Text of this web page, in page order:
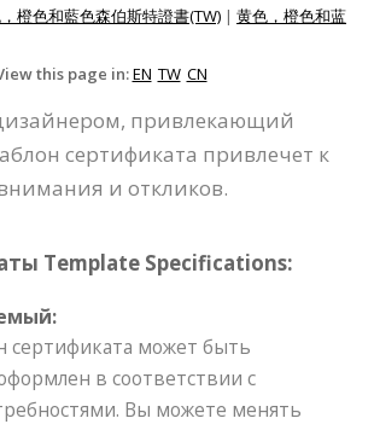
橙色和藍色森伯斯特證書(TW) | 黄色，橙色和蓝
this page in:EN TW CN
привлекающий
сертификата привлечет к
и откликов.
Template Specifications:
сертификата может быть
в соответствии с
Вы можете менять